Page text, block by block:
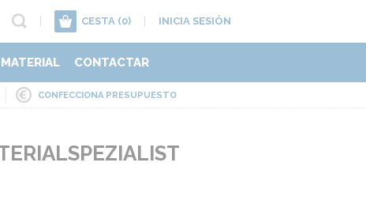
CESTA (0) INICIA SESIÓN
CONTACTAR
CONFECCIONA PRESUPUESTO